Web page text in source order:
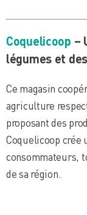
Coquelicoop –
légumes et
Ce magasin
agriculture
proposant des
Coquelicoop crée
consommateurs,
de sa région.